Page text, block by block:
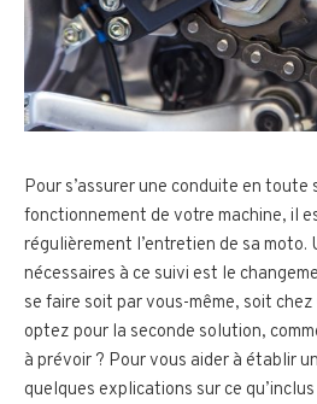
Pour s’assurer une conduite en toute
fonctionnement de votre machine, il
régulièrement l’entretien de sa moto.
nécessaires à ce suivi est le
se faire soit par vous-même, soit
optez pour la seconde solution,
à prévoir ? Pour vous aider à établir
quelques explications sur ce